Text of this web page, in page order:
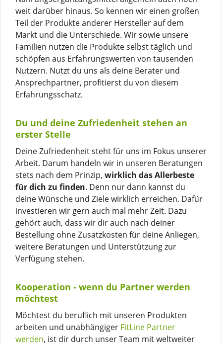
weit darüber hinaus. So kennen wir einen großen
Teil der Produkte anderer Hersteller auf dem
Markt und die Unterschiede. Wir sowie unsere
Familien nutzen die Produkte selbst täglich und
schöpfen aus Erfahrungswerten von tausenden
Nutzern. Nutzt du uns als deine Berater und
Ansprechpartner, profitierst du von diesem
Erfahrungsschatz.
Du und deine Zufriedenheit stehen an
erster Stelle
Deine Zufriedenheit steht für uns im Fokus unserer
Arbeit. Darum handeln wir in unseren Beratungen
stets nach dem Prinzip, wirklich das Allerbeste
für dich zu finden. Denn nur dann kannst du
deine Wünsche und Ziele wirklich erreichen. Dafür
investieren wir gern auch mal mehr Zeit. Dazu
gehört auch, dass wir dir auch nach deiner
Bestellung ohne Zusatzkosten für deine Anliegen,
weitere Beratungen und Unterstützung zur
Verfügung stehen.
Kooperation - wenn du Partner werden
möchtest
Möchtest du beruflich mit unseren Produkten
arbeiten und unabhängiger FitLine Partner
werden, ist dir durch unser Team mit weltweiter